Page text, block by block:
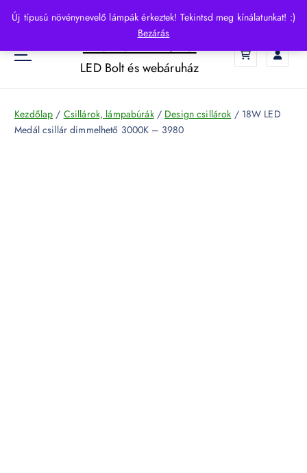
Új típusú növénynevelő lámpák érkeztek! Tekintsd meg kínálatunkat! :)
Bezárás
p
o
HelloLED.hu
LED Bolt és webáruház
Kezdőlap / Csillárok, lámpabúrák/ Design csillárok / 18W LED
Medál csillár dimmelhető 3000K – 3980